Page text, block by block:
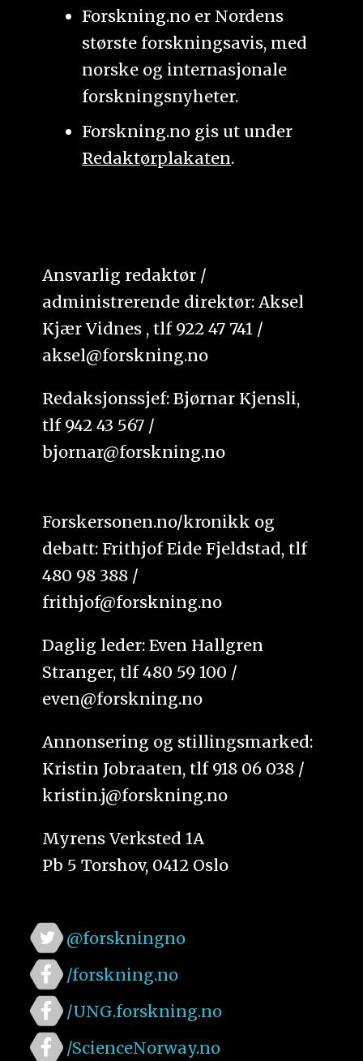
Forskning.no er Nordens
største forskningsavis, med
norske og internasjonale
forskningsnyheter.
Forskning.no gis ut under
Redaktørplakaten.
Ansvarlig redaktør /
administrerende direktør: Aksel
Kjær Vidnes , tlf 922 47 741 /
aksel@forskning.no
Redaksjonssjef: Bjørnar Kjensli,
tlf 942 43 567 /
bjornar@forskning.no
Forskersonen.no/kronikk og
debatt: Frithjof Eide Fjeldstad, tlf
480 98 388 /
frithjof@forskning.no
Daglig leder: Even Hallgren
Stranger, tlf 480 59 100 /
even@forskning.no
Annonsering og stillingsmarked:
Kristin Jobraaten, tlf 918 06 038 /
kristin.j@forskning.no
Myrens Verksted 1A
Pb 5 Torshov, 0412 Oslo
@forskningno
/forskning.no
/UNG.forskning.no
/ScienceNorway.no